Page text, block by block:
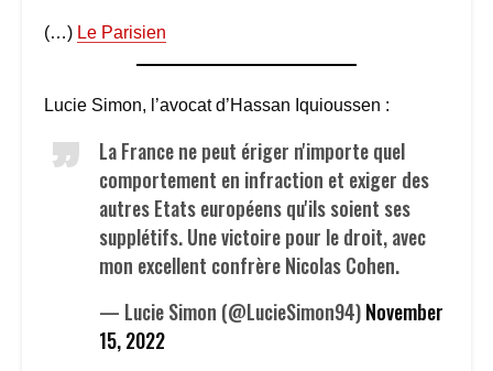
(…) Le Parisien
Lucie Simon, l’avocat d’Hassan Iquioussen :
La France ne peut ériger n'importe quel
comportement en infraction et exiger des
autres Etats européens qu'ils soient ses
supplétifs. Une victoire pour le droit, avec
mon excellent confrère Nicolas Cohen.
— Lucie Simon (@LucieSimon94)November
15, 2022